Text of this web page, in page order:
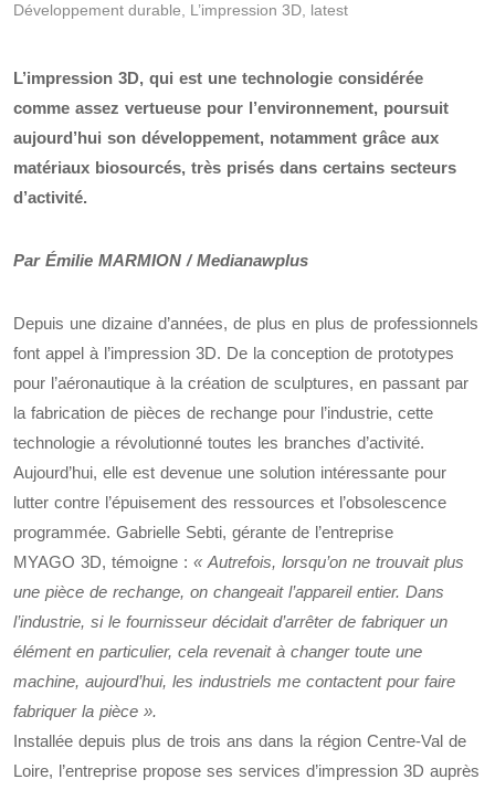
Développement durable
L’impression 3D latest
L’impression 3D, qui est une technologie considérée
comme assez vertueuse pour l’environnement, poursuit
aujourd’hui son développement, notamment grâce aux
matériaux biosourcés, très prisés dans certains secteurs
d’activité.
Par Émilie MARMION / Medianawplus
Depuis une dizaine d’années, de plus en plus de professionnels
font appel à l’impression 3D. De la conception de prototypes
pour l’aéronautique à la création de sculptures, en passant par
la fabrication de pièces de rechange pour l’industrie, cette
technologie a révolutionné toutes les branches d’activité.
Aujourd’hui, elle est devenue une solution intéressante pour
lutter contre l’épuisement des ressources et l’obsolescence
programmée. Gabrielle Sebti, gérante de l’entreprise
MYAGO 3D, témoigne : « Autrefois, lorsqu’on ne trouvait plus
une pièce de rechange, on changeait l’appareil entier. Dans
l’industrie, si le fournisseur décidait d’arrêter de fabriquer un
élément en particulier, cela revenait à changer toute une
machine, aujourd’hui, les industriels me contactent pour faire
fabriquer la pièce ».
Installée depuis plus de trois ans dans la région Centre-Val de
Loire, l’entreprise propose ses services d’impression 3D auprès